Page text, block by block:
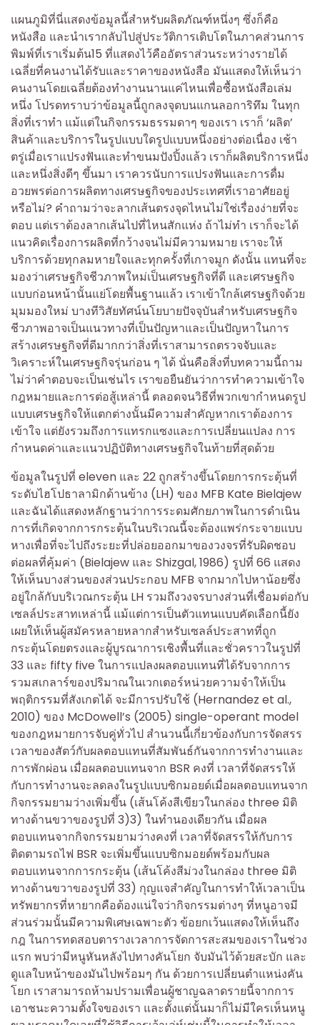
แผนภูมิที่นี่แสดงข้อมูลนี้สำหรับผลิตภัณฑ์หนึ่งๆ ซึ่งก็คือ
หนังสือ และนำเรากลับไปสู่ประวัติการเติบโตในภาคส่วนการ
พิมพ์ที่เราเริ่มต้น15 ที่แสดงไว้คืออัตราส่วนระหว่างรายได้
เฉลี่ยที่คนงานได้รับและราคาของหนังสือ มันแสดงให้เห็นว่า
คนงานโดยเฉลี่ยต้องทำงานนานแค่ไหนเพื่อซื้อหนังสือเล่ม
หนึ่ง โปรดทราบว่าข้อมูลนี้ถูกลงจุดบนแกนลอการิทึม ในทุก
สิ่งที่เราทำ แม้แต่ในกิจกรรมธรรมดาๆ ของเรา เราก็ ‘ผลิต’
สินค้าและบริการในรูปแบบใดรูปแบบหนึ่งอย่างต่อเนื่อง เช้า
ตรู่เมื่อเราแปรงฟันและทำขนมปังปิ้งแล้ว เราก็ผลิตบริการหนึ่ง
และหนึ่งสิ่งดีๆ ขึ้นมา เราควรนับการแปรงฟันและการดื่ม
อวยพรต่อการผลิตทางเศรษฐกิจของประเทศที่เราอาศัยอยู่
หรือไม่? คำถามว่าจะลากเส้นตรงจุดไหนไม่ใช่เรื่องง่ายที่จะ
ตอบ แต่เราต้องลากเส้นไปที่ไหนสักแห่ง ถ้าไม่ทำ เราก็จะได้
แนวคิดเรื่องการผลิตที่กว้างจนไม่มีความหมาย เราจะให้
บริการด้วยทุกลมหายใจและทุกครั้งที่เกาจมูก ดังนั้น แทนที่จะ
มองว่าเศรษฐกิจชีวภาพใหม่เป็นเศรษฐกิจที่ดี และเศรษฐกิจ
แบบก่อนหน้านั้นแย่โดยพื้นฐานแล้ว เราเข้าใกล้เศรษฐกิจด้วย
มุมมองใหม่ บางทีวิสัยทัศน์นโยบายปัจจุบันสำหรับเศรษฐกิจ
ชีวภาพอาจเป็นแนวทางที่เป็นปัญหาและเป็นปัญหาในการ
สร้างเศรษฐกิจที่ดีมากกว่าสิ่งที่เราสามารถตรวจจับและ
วิเคราะห์ในเศรษฐกิจรุ่นก่อน ๆ ได้ นั่นคือสิ่งที่บทความนี้ถาม
ไม่ว่าคำตอบจะเป็นเช่นไร เราขอยืนยันว่าการทำความเข้าใจ
กฎหมายและการต่อสู้เหล่านี้ ตลอดจนวิธีที่พวกเขากำหนดรูป
แบบเศรษฐกิจให้แตกต่างนั้นมีความสำคัญหากเราต้องการ
เข้าใจ แต่ยังรวมถึงการแทรกแซงและการเปลี่ยนแปลง การ
กำหนดค่าและแนวปฏิบัติทางเศรษฐกิจในท้ายที่สุดด้วย
ข้อมูลในรูปที่ eleven และ 22 ถูกสร้างขึ้นโดยการกระตุ้นที่
ระดับไฮโปธาลามิกด้านข้าง (LH) ของ MFB Kate Bielajew
และฉันได้แสดงหลักฐานว่าการระดมศักยภาพในการดำเนิน
การที่เกิดจากการกระตุ้นในบริเวณนี้จะต้องแพร่กระจายแบบ
หางเพื่อที่จะไปถึงระยะที่ปล่อยออกมาของวงจรที่รับผิดชอบ
ต่อผลที่คุ้มค่า (Bielajew และ Shizgal, 1986) รูปที่ 66 แสดง
ให้เห็นบางส่วนของส่วนประกอบ MFB จากมากไปหาน้อยซึ่ง
อยู่ใกล้กับบริเวณกระตุ้น LH รวมถึงวงจรบางส่วนที่เชื่อมต่อกับ
เซลล์ประสาทเหล่านี้ แม้แต่การเป็นตัวแทนแบบคัดเลือกนี้ยัง
เผยให้เห็นผู้สมัครหลายหลากสำหรับเซลล์ประสาทที่ถูก
กระตุ้นโดยตรงและผู้บูรณาการเชิงพื้นที่และชั่วคราวในรูปที่
33 และ fifty five ในการแปลงผลตอบแทนที่ได้รับจากการ
รวมสเกลาร์ของปริมาณในเวกเตอร์หน่วยความจำให้เป็น
พฤติกรรมที่สังเกตได้ จะมีการปรับใช้ (Hernandez et al.,
2010) ของ McDowell’s (2005) single-operant model
ของกฎหมายการจับคู่ทั่วไป สำนวนนี้เกี่ยวข้องกับการจัดสรร
เวลาของสัตว์กับผลตอบแทนที่สัมพันธ์กันจากการทำงานและ
การพักผ่อน เมื่อผลตอบแทนจาก BSR คงที่ เวลาที่จัดสรรให้
กับการทำงานจะลดลงในรูปแบบซิกมอยด์เมื่อผลตอบแทนจาก
กิจกรรมยามว่างเพิ่มขึ้น (เส้นโค้งสีเขียวในกล่อง three มิติ
ทางด้านขวาของรูปที่ 3)3) ในทำนองเดียวกัน เมื่อผล
ตอบแทนจากกิจกรรมยามว่างคงที่ เวลาที่จัดสรรให้กับการ
ติดตามรถไฟ BSR จะเพิ่มขึ้นแบบซิกมอยด์พร้อมกับผล
ตอบแทนจากการกระตุ้น (เส้นโค้งสีม่วงในกล่อง three มิติ
ทางด้านขวาของรูปที่ 33) กุญแจสำคัญในการทำให้เวลาเป็น
ทรัพยากรที่หายากคือต้องแน่ใจว่ากิจกรรมต่างๆ ที่หนูอาจมี
ส่วนร่วมนั้นมีความพิเศษเฉพาะตัว ข้อยกเว้นแสดงให้เห็นถึง
กฎ ในการทดสอบตารางเวลาการจัดการสะสมของเราในช่วง
แรก พบว่ามีหนูหันหลังไปทางคันโยก จับมันไว้ด้วยสะบัก และ
ดูแลใบหน้าของมันไปพร้อมๆ กัน ด้วยการเปลี่ยนตำแหน่งคัน
โยก เราสามารถห้ามปรามเพื่อนผู้ชาญฉลาดรายนี้จากการ
เอาชนะความตั้งใจของเรา และตั้งแต่นั้นมาก็ไม่มีใครเห็นหนู